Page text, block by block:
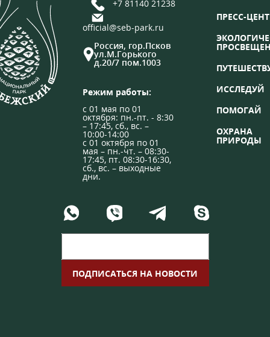
+7 81140 21238
official@seb-park.ru
Россия, гор.Псков
ул.М.Горького
д.20/7 пом.1003
Режим работы:
с 01 мая по 01
октября: пн.-пт. - 8:30
– 17:45, сб., вс. –
10:00-14:00
с 01 октября по 01
мая – пн.-чт. – 08:30-
17:45, пт. 08:30-16:30,
сб., вс. – выходные
дни.
ПРЕСС-
ИССЛЕДУЙ
ПОМОГАЙ
ОХРАНА
ПРИРОДЫ